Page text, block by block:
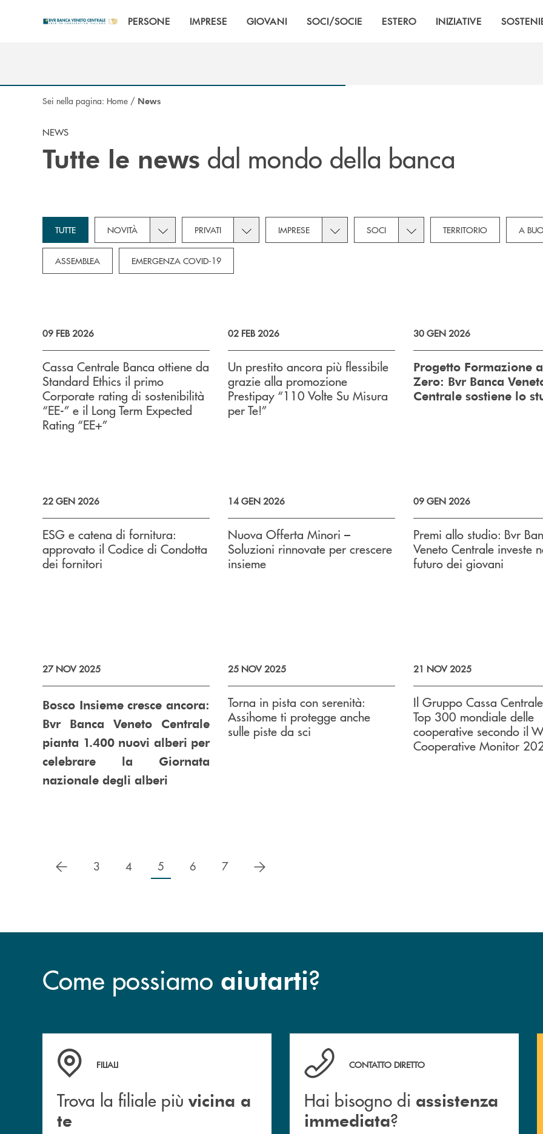
PERSONE IMPRESE GIOVANI SOCI/SOCIE ESTERO INIZIATIVE
Sei nella pagina: Home / News
NEWS
Tutte le news dal mondo della banca
TUTTE NOVITÀ Toggle subcategories dropdown for Novità
PRIVATI Toggle subcategories dropdown for Privati
IMPRESE Toggle subcategories dropdown for Imprese
SOCI Toggle subcategories dropdown
TERRITORIO A
ASSEMBLEA EMERGENZA COVID-19
09 FEB 2026
Cassa Centrale Banca ottiene da
Standard Ethics il primo
Corporate rating di sostenibilità
“EE-” e il Long Term Expected
Rating “EE+”
02 FEB 2026
Un prestito ancora più flessibile
grazie alla promozione
Prestipay “110 Volte Su Misura
per Te!”
30 GEN 2026
Progetto Formazione
Zero: Bvr Banca
Centrale sostiene lo
22 GEN 2026
ESG e catena di fornitura:
approvato il Codice di Condotta
dei fornitori
14 GEN 2026
Nuova Offerta Minori –
Soluzioni rinnovate per crescere
insieme
09 GEN 2026
Premi allo studio: Bvr
Veneto Centrale investe
futuro dei giovani
27 NOV 2025
Bosco Insieme cresce ancora:
Bvr Banca Veneto Centrale
pianta 1.400 nuovi alberi per
celebrare la Giornata
nazionale degli alberi
25 NOV 2025
Torna in pista con serenità:
Assihome ti protegge anche
sulle piste da sci
21 NOV 2025
Il Gruppo Cassa
Top 300 mondiale delle
cooperative secondo il
Cooperative Monitor
precedente
3 4 5 6 7 successivo
Come possiamo aiutarti?
Trova la filiale più vicina a te
FILIALI
Trova la filiale più vicina a
te
Hai bisogno di assistenza immediata ?
CONTATTO DIRETTO
Hai bisogno di assistenza
immediata?